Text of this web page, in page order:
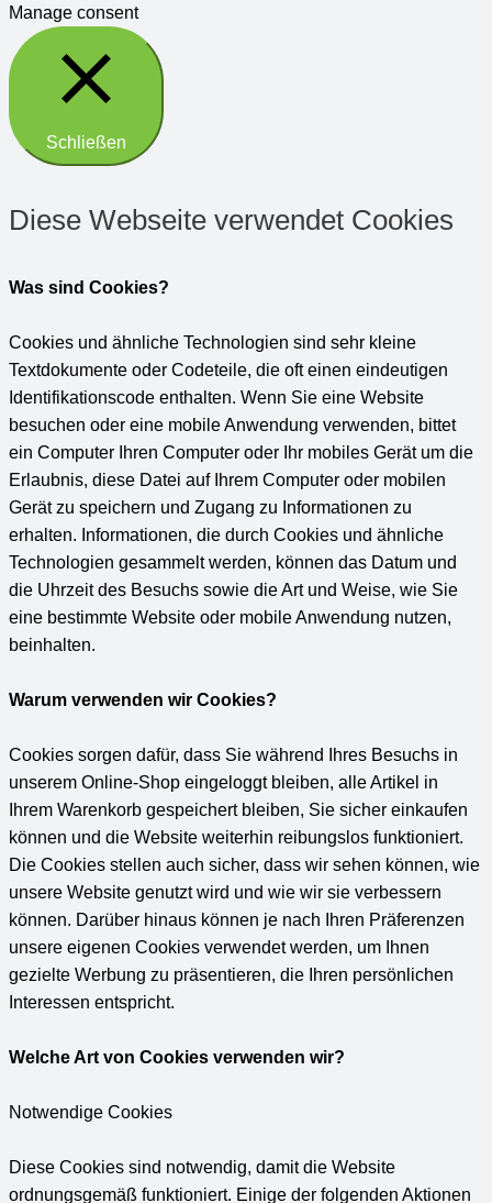
Manage consent
Schließen
Diese Webseite verwendet Cookies
Was sind Cookies?
Cookies und ähnliche Technologien sind sehr kleine
Textdokumente oder Codeteile, die oft einen eindeutigen
Identifikationscode enthalten. Wenn Sie eine Website
besuchen oder eine mobile Anwendung verwenden, bittet
ein Computer Ihren Computer oder Ihr mobiles Gerät um die
Erlaubnis, diese Datei auf Ihrem Computer oder mobilen
Gerät zu speichern und Zugang zu Informationen zu
erhalten. Informationen, die durch Cookies und ähnliche
Technologien gesammelt werden, können das Datum und
die Uhrzeit des Besuchs sowie die Art und Weise, wie Sie
eine bestimmte Website oder mobile Anwendung nutzen,
beinhalten.
Warum verwenden wir Cookies?
Cookies sorgen dafür, dass Sie während Ihres Besuchs in
unserem Online-Shop eingeloggt bleiben, alle Artikel in
Ihrem Warenkorb gespeichert bleiben, Sie sicher einkaufen
können und die Website weiterhin reibungslos funktioniert.
Die Cookies stellen auch sicher, dass wir sehen können, wie
unsere Website genutzt wird und wie wir sie verbessern
können. Darüber hinaus können je nach Ihren Präferenzen
unsere eigenen Cookies verwendet werden, um Ihnen
gezielte Werbung zu präsentieren, die Ihren persönlichen
Interessen entspricht.
Welche Art von Cookies verwenden wir?
Notwendige Cookies
Diese Cookies sind notwendig, damit die Website
ordnungsgemäß funktioniert. Einige der folgenden Aktionen